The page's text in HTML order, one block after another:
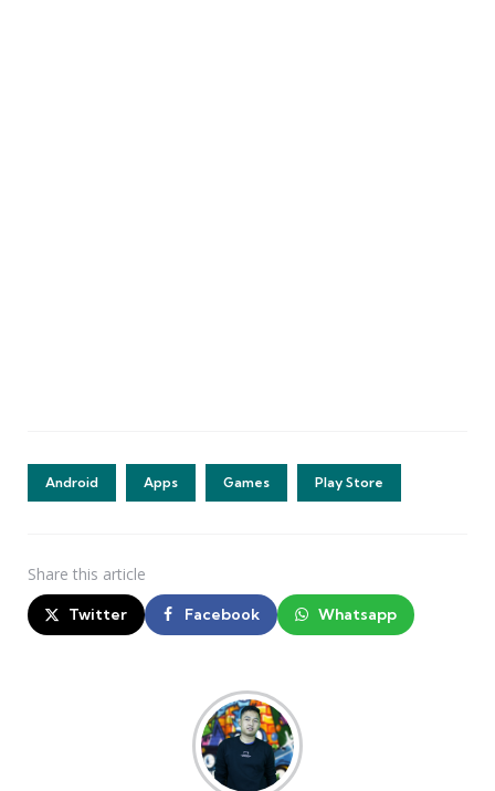
Android Apps Games Play Store
Share this article
Twitter Facebook Whatsapp